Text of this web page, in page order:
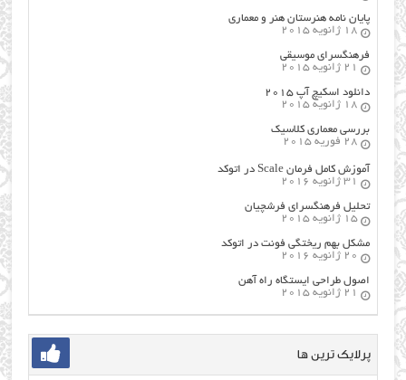
پایان نامه هنرستان هنر و معماري
18 ژانویه 2015
فرهنگسراي موسيقي
21 ژانویه 2015
دانلود اسکیچ آپ ۲۰۱۵
18 ژانویه 2015
بررسی معماری کلاسیک
28 فوریه 2015
آموزش کامل فرمان Scale در اتوکد
31 ژانویه 2016
تحلیل فرهنگسرای فرشچیان
15 ژانویه 2015
مشکل بهم ریختگی فونت در اتوکد
20 ژانویه 2016
اصول طراحي ایستگاه راه آهن
21 ژانویه 2015
پرلایک ترین ها